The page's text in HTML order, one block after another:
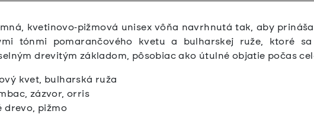
kvetinovo‑pižmová unisex vôňa navrhnutá tak, aby
tónmi pomarančového kvetu a bulharskej ruže, ktoré
drevitým základom, pôsobiac ako útulné objatie počas
kvet, bulharská ruža
zázvor, orris
drevo, pižmo